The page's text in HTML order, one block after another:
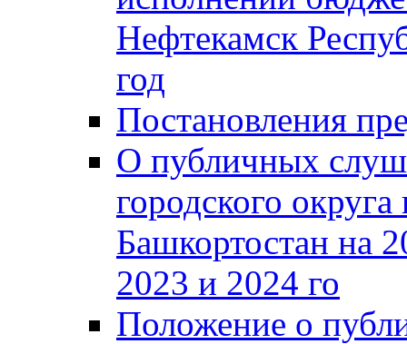
Нефтекамск
год
Постановления
О публичных
городского
Башкортостан на
2023 и 2024 го
Положение о